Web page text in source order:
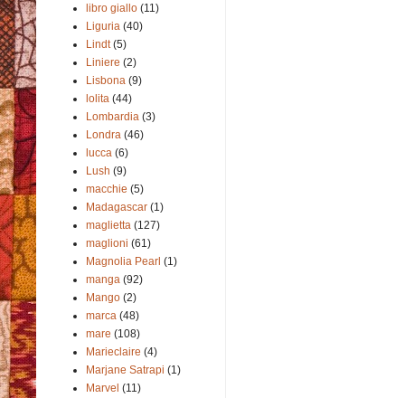
libro giallo (11)
Liguria (40)
Lindt (5)
Liniere (2)
Lisbona (9)
lolita (44)
Lombardia (3)
Londra (46)
lucca (6)
Lush (9)
macchie (5)
Madagascar (1)
maglietta (127)
maglioni (61)
Magnolia Pearl (1)
manga (92)
Mango (2)
marca (48)
mare (108)
Marieclaire (4)
Marjane Satrapi (1)
Marvel (11)